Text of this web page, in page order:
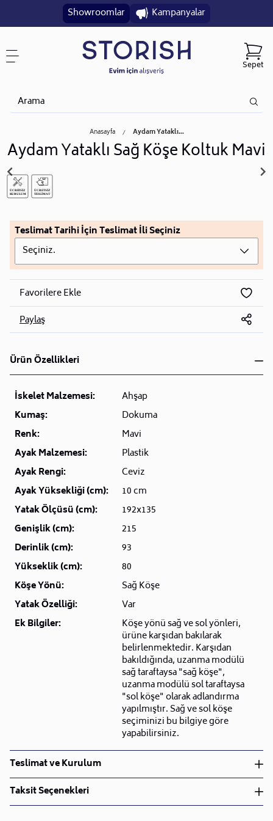
Showroomlar Kampanyalar
Sepet
Anasayfa Aydam Yataklı...
Aydam Yataklı Sağ Köşe Koltuk Mavi
Teslimat Tarihi İçin Teslimat İli Seçiniz
Seçiniz.
Favorilere Ekle
Paylaş
Ürün Özellikleri
İskelet Malzemesi:
Ahşap
Kumaş:
Dokuma
Renk:
Mavi
Ayak Malzemesi:
Plastik
Ayak Rengi:
Ceviz
Ayak Yüksekliği (cm):
10 cm
Yatak Ölçüsü (cm):
192x135
Genişlik (cm):
215
Derinlik (cm):
93
Yükseklik (cm):
80
Köşe Yönü:
Sağ Köşe
Yatak Özelliği:
Var
Ek Bilgiler:
Köşe yönü sağ ve sol yönleri,
ürüne karşıdan bakılarak
belirlenmektedir. Karşıdan
bakıldığında, uzanma modülü
sağ taraftaysa "sağ köşe",
uzanma modülü sol taraftaysa
"sol köşe" olarak adlandırma
yapılmıştır. Sağ ve sol köşe
seçiminizi bu bilgiye göre
yapabilirsiniz.
Teslimat ve Kurulum
Teslimat ve Kurulum
• Siparişlerinizi aldıktan sonra en kısa sürede işleme
Taksit Seçenekleri